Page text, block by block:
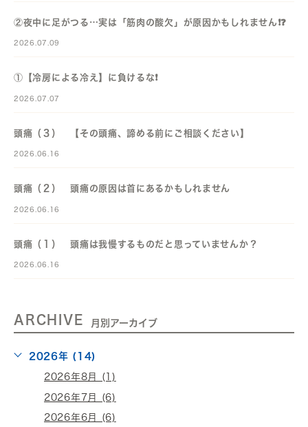
②夜中に足がつる…実は「筋肉の酸欠」が原因かもしれません❗️❓️
2026.07.09
①【冷房による冷え】に負けるな❗️
2026.07.07
頭痛（３） 【その頭痛、諦める前にご相談ください】
2026.06.16
頭痛（２） 頭痛の原因は首にあるかもしれません
2026.06.16
頭痛（１） 頭痛は我慢するものだと思っていませんか？
2026.06.16
ARCHIVE 月別アーカイブ
2026年 (14)
2026年8月 (1)
2026年7月 (6)
2026年6月 (6)